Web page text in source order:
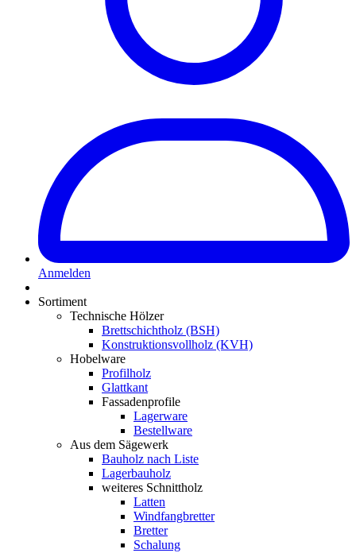
Anmelden
Sortiment
Technische Hölzer
Brettschichtholz (BSH)
Konstruktionsvollholz (KVH)
Hobelware
Profilholz
Glattkant
Fassadenprofile
Lagerware
Bestellware
Aus dem Sägewerk
Bauholz nach Liste
Lagerbauholz
weiteres Schnittholz
Latten
Windfangbretter
Bretter
Schalung